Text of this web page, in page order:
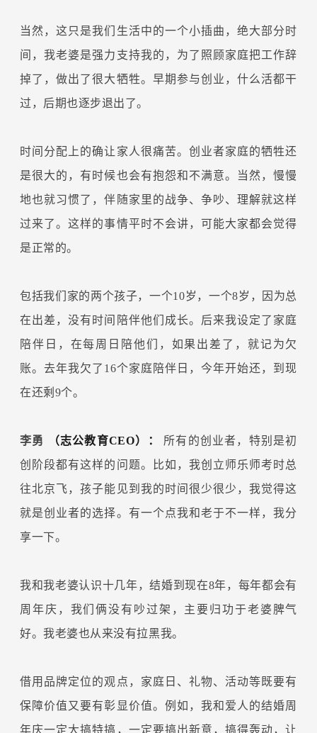
当然，这只是我们生活中的一个小插曲，绝大部分时
间，我老婆是强力支持我的，为了照顾家庭把工作辞
掉了，做出了很大牺牲。早期参与创业，什么活都干
过，后期也逐步退出了。
时间分配上的确让家人很痛苦。创业者家庭的牺牲还
是很大的，有时候也会有抱怨和不满意。当然，慢慢
地也就习惯了，伴随家里的战争、争吵、理解就这样
过来了。这样的事情平时不会讲，可能大家都会觉得
是正常的。
包括我们家的两个孩子，一个10岁，一个8岁，因为总
在出差，没有时间陪伴他们成长。后来我设定了家庭
陪伴日，在每周日陪他们，如果出差了，就记为欠
账。去年我欠了16个家庭陪伴日，今年开始还，到现
在还剩9个。
李勇 （志公教育CEO）： 所有的创业者，特别是初
创阶段都有这样的问题。比如，我创立师乐师考时总
往北京飞，孩子能见到我的时间很少很少，我觉得这
就是创业者的选择。有一个点我和老于不一样，我分
享一下。
我和我老婆认识十几年，结婚到现在8年，每年都会有
周年庆，我们俩没有吵过架，主要归功于老婆脾气
好。我老婆也从来没有拉黑我。
借用品牌定位的观点，家庭日、礼物、活动等既要有
保障价值又要有彰显价值。例如，我和爱人的结婚周
年庆一定大搞特搞，一定要搞出新意，搞得轰动，让